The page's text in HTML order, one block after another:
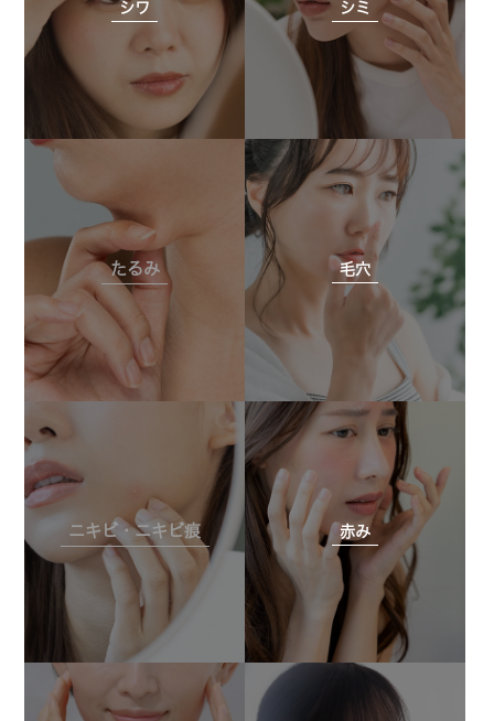
シワ シミ
たるみ 毛穴
ニキビ・ニキビ痕 赤み